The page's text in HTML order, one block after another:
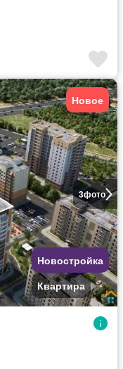
3фото
Новое
Новостройка
Квартира